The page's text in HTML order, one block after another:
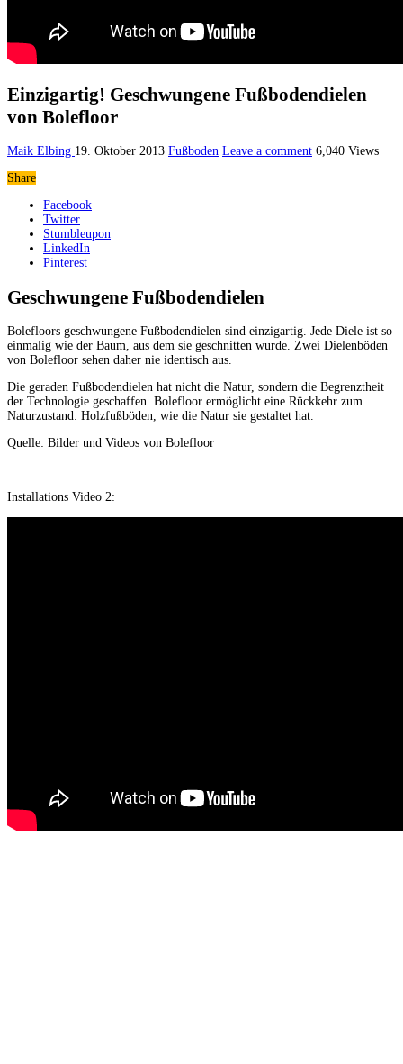
Einzigartig! Geschwungene Fußbodendielen
von Bolefloor
Maik Elbing 19. Oktober 2013 Fußboden Leave a comment 6,040 Views
Share
Facebook
Twitter
Stumbleupon
LinkedIn
Pinterest
Geschwungene Fußbodendielen
Bolefloors geschwungene Fußbodendielen sind einzigartig. Jede Diele ist so
einmalig wie der Baum, aus dem sie geschnitten wurde. Zwei Dielenböden
von Bolefloor sehen daher nie identisch aus.
Die geraden Fußbodendielen hat nicht die Natur, sondern die Begrenztheit
der Technologie geschaffen. Bolefloor ermöglicht eine Rückkehr zum
Naturzustand: Holzfußböden, wie die Natur sie gestaltet hat.
Quelle: Bilder und Videos von Bolefloor
Installations Video 2: